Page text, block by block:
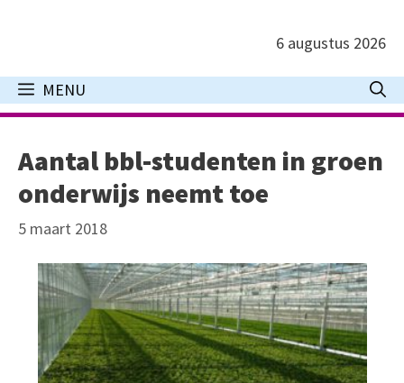
inhoud
6 augustus 2026
MENU
Aantal bbl-studenten in groen
onderwijs neemt toe
5 maart 2018